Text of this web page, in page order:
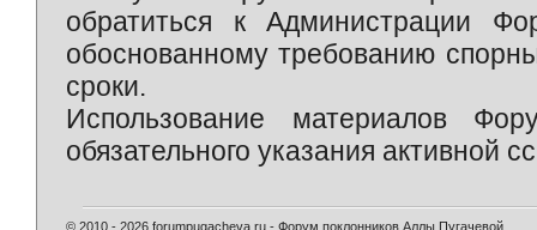
обратиться к Администрации
обоснованному требованию
сроки.
Использование материалов
обязательного указания активной
© 2010 - 2026 forumpugacheva.ru - Форум поклонников Аллы Пугачевой